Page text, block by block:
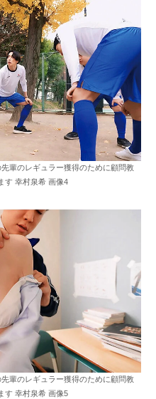
輩のレギュラー獲得のために顧問教
す 幸村泉希 画像4
輩のレギュラー獲得のために顧問教
す 幸村泉希 画像5